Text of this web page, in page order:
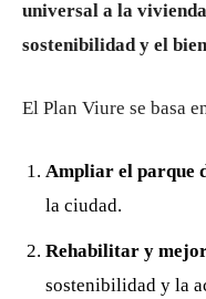
universal a la vivienda
sostenibilidad y el
El Plan Viure se basa
Ampliar el parque
la ciudad.
Rehabilitar y
sostenibilidad y la